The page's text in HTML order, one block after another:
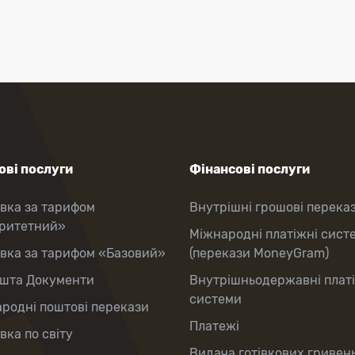
послуги
за тарифом
за тарифом «Базовий»
Документи
поштові перекази
по світу
Фінансові послуги
Внутрішні грошові
Міжнародні платіжні
(перекази MoneyGram)
Внутрішньодержавні
системи
Платежі